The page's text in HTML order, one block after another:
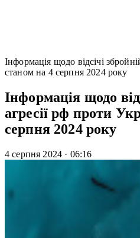
Інформація щодо відсічі
станом на 4 серпня 2024 року
Інформація щодо
агресії рф проти
серпня 2024 року
4 серпня 2024 · 06:16